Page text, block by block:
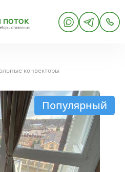
конвекторы
Популярный